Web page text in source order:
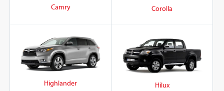
Camry Corolla
Highlander Hilux